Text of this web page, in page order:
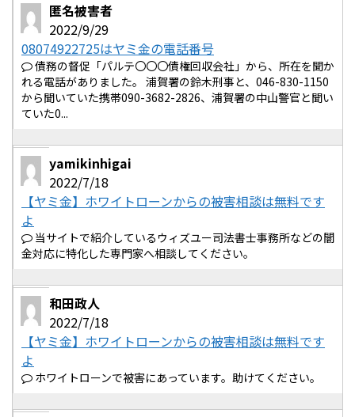
匿名被害者
2022/9/29
08074922725はヤミ金の電話番号
債務の督促「パルテ〇〇〇債権回収会社」から、所在を聞か
れる電話がありました。 浦賀署の鈴木刑事と、046-830-1150
から聞いていた携帯090-3682-2826、浦賀署の中山警官と聞い
ていた0...
yamikinhigai
2022/7/18
【ヤミ金】ホワイトローンからの被害相談は無料です
よ
当サイトで紹介しているウィズユー司法書士事務所などの闇
金対応に特化した専門家へ相談してください。
和田政人
2022/7/18
【ヤミ金】ホワイトローンからの被害相談は無料です
よ
ホワイトローンで被害にあっています。助けてください。